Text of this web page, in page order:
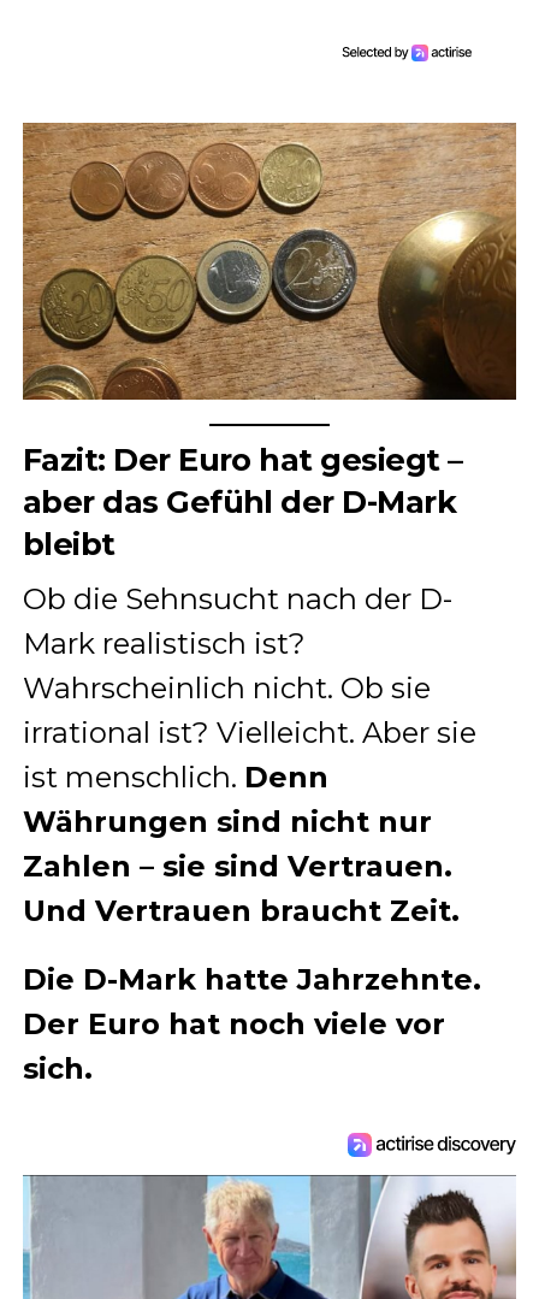
Fazit: Der Euro hat gesiegt –
aber das Gefühl der D-Mark
bleibt
Ob die Sehnsucht nach der D-
Mark realistisch ist?
Wahrscheinlich nicht. Ob sie
irrational ist? Vielleicht. Aber sie
ist menschlich. Denn
Währungen sind nicht nur
Zahlen – sie sind Vertrauen.
Und Vertrauen braucht Zeit.
Die D-Mark hatte Jahrzehnte.
Der Euro hat noch viele vor
sich.